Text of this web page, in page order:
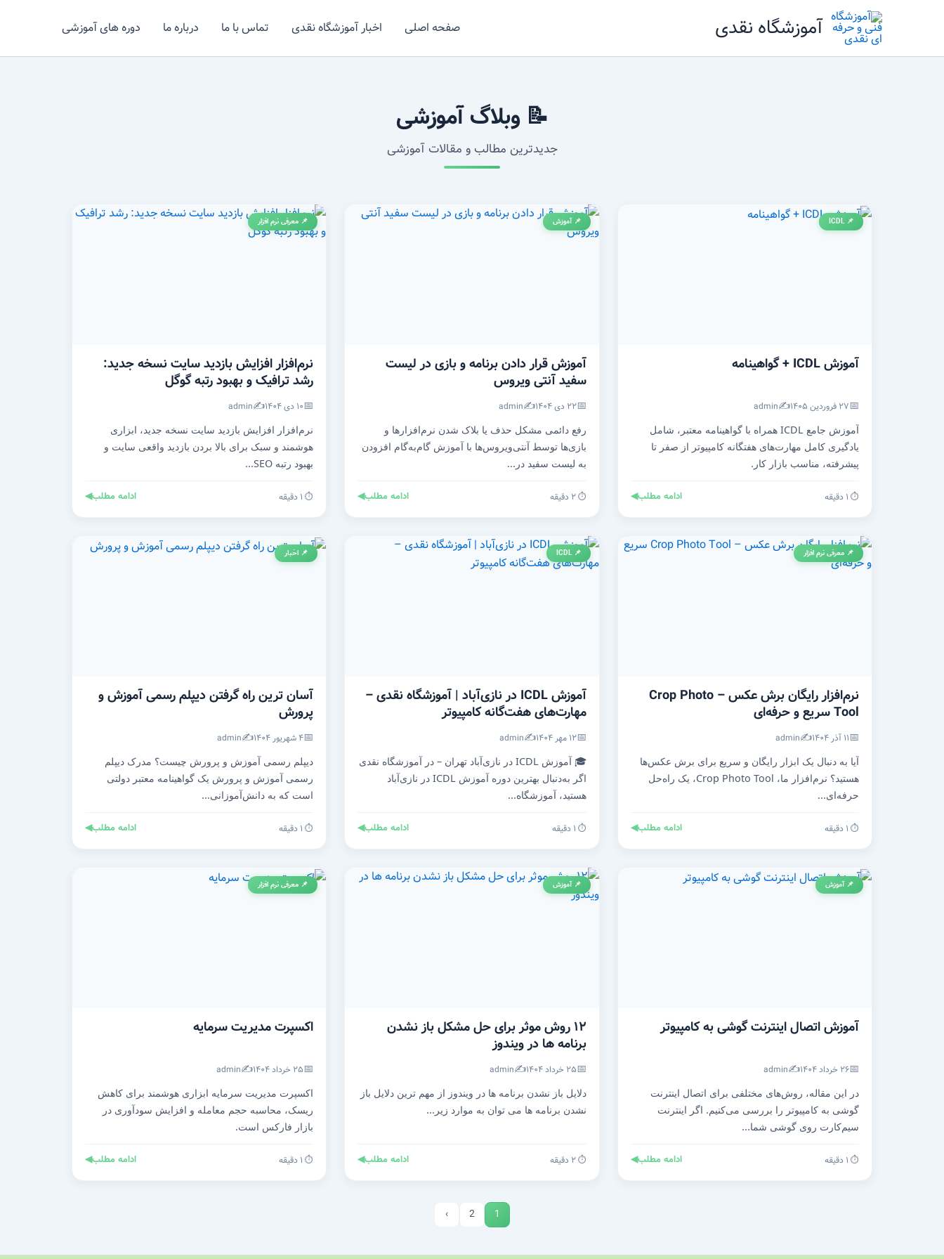
آموزشگاه نقدی صفحه اصلی اخبار آموزشگاه نقدی تماس با ما درباره ما دوره های آموزشی
📝 وبلاگ آموزشی
جدیدترین مطالب و مقالات آموزشی
📌 ICDL
آموزش ICDL + گواهینامه
📅۲۷ فروردین ۱۴۰۵ ✍️
admin
آموزش جامع ICDL همراه با گواهینامه معتبر، شامل
یادگیری کامل مهارت‌های هفتگانه کامپیوتر از صفر تا
پیشرفته، مناسب بازار کار.
⏱️ ۱ دقیقه ادامه مطلب◀
📌 آموزش
آموزش قرار دادن برنامه و بازی در لیست
سفید آنتی‌ ویروس
📅۲۲ دی ۱۴۰۴ ✍️
admin
رفع دائمی مشکل حذف یا بلاک شدن نرم‌افزارها و
بازی‌ها توسط آنتی‌ویروس‌ها با آموزش گام‌به‌گام افزودن
به لیست سفید در...
⏱️ ۲ دقیقه ادامه مطلب◀
📌 معرفی نرم افزار
نرم‌افزار افزایش بازدید سایت نسخه جدید:
رشد ترافیک و بهبود رتبه گوگل
📅۱۰ دی ۱۴۰۴ ✍️
admin
نرم‌افزار افزایش بازدید سایت نسخه جدید، ابزاری
هوشمند و سبک برای بالا بردن بازدید واقعی سایت و
بهبود رتبه SEO...
⏱️ ۱ دقیقه ادامه مطلب◀
📌 معرفی نرم افزار
نرم‌افزار رایگان برش عکس – Crop Photo
Tool سریع و حرفه‌ای
📅۱۱ آذر ۱۴۰۴ ✍️
admin
آیا به دنبال یک ابزار رایگان و سریع برای برش عکس‌ها
هستید؟ نرم‌افزار ما، Crop Photo Tool، یک راه‌حل
حرفه‌ای...
⏱️ ۱ دقیقه ادامه مطلب◀
📌 ICDL
آموزش ICDL در نازی‌آباد | آموزشگاه نقدی –
مهارت‌های هفت‌گانه کامپیوتر
📅۱۲ مهر ۱۴۰۴ ✍️
admin
🎓 آموزش ICDL در نازی‌آباد تهران – در آموزشگاه نقدی
اگر به‌دنبال بهترین دوره آموزش ICDL در نازی‌آباد
هستید، آموزشگاه...
⏱️ ۱ دقیقه ادامه مطلب◀
📌 اخبار
آسان ترین راه گرفتن دیپلم رسمی آموزش و
پرورش
📅۴ شهریور ۱۴۰۴ ✍️
admin
دیپلم رسمی آموزش و پرورش چیست؟ مدرک دیپلم
رسمی آموزش و پرورش یک گواهینامه معتبر دولتی
است که به دانش‌آموزانی...
⏱️ ۱ دقیقه ادامه مطلب◀
📌 آموزش
آموزش اتصال اینترنت گوشی به کامپیوتر
📅۲۶ خرداد ۱۴۰۴ ✍️
admin
در این مقاله، روش‌های مختلفی برای اتصال اینترنت
گوشی به کامپیوتر را بررسی می‌کنیم. اگر اینترنت
سیم‌کارت روی گوشی شما...
⏱️ ۱ دقیقه ادامه مطلب◀
📌 آموزش
۱۲ روش موثر برای حل مشکل باز نشدن
برنامه ها در ویندوز
📅۲۵ خرداد ۱۴۰۴ ✍️
admin
دلایل باز نشدن برنامه ها در ویندوز از مهم ترین دلایل باز
نشدن برنامه ها می توان به موارد زیر...
⏱️ ۲ دقیقه ادامه مطلب◀
📌 معرفی نرم افزار
اکسپرت مدیریت سرمایه
📅۲۵ خرداد ۱۴۰۴ ✍️
admin
اکسپرت مدیریت سرمایه ابزاری هوشمند برای کاهش
ریسک، محاسبه حجم معامله و افزایش سودآوری در
بازار فارکس است.
⏱️ ۱ دقیقه ادامه مطلب◀
1
2
›